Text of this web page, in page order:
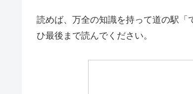
読めば、万全の知識を持って道の駅
ひ最後まで読んでください。